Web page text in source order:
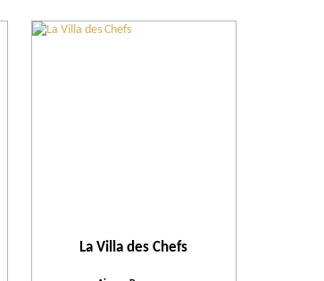
La Villa des Chefs